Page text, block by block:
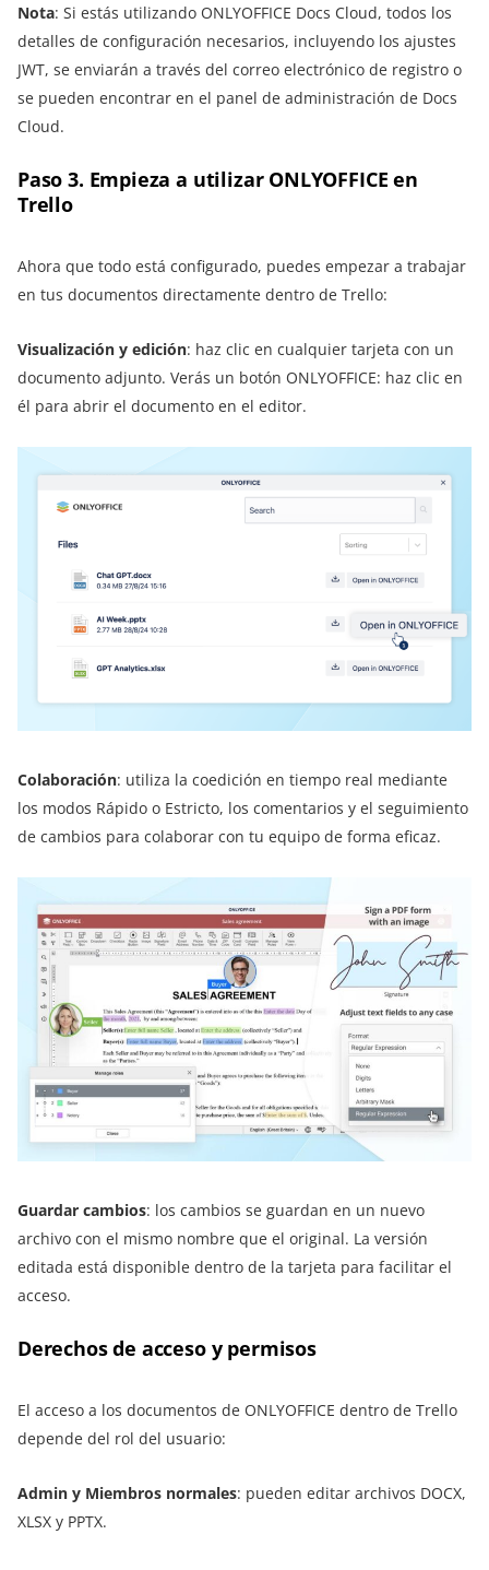
Nota: Si estás utilizando ONLYOFFICE Docs Cloud, todos los
detalles de configuración necesarios, incluyendo los ajustes
JWT, se enviarán a través del correo electrónico de registro o
se pueden encontrar en el panel de administración de Docs
Cloud.
Paso 3. Empieza a utilizar ONLYOFFICE en
Trello
Ahora que todo está configurado, puedes empezar a trabajar
en tus documentos directamente dentro de Trello:
Visualización y edición: haz clic en cualquier tarjeta con un
documento adjunto. Verás un botón ONLYOFFICE: haz clic en
él para abrir el documento en el editor.
Colaboración: utiliza la coedición en tiempo real mediante
los modos Rápido o Estricto, los comentarios y el seguimiento
de cambios para colaborar con tu equipo de forma eficaz.
Guardar cambios: los cambios se guardan en un nuevo
archivo con el mismo nombre que el original. La versión
editada está disponible dentro de la tarjeta para facilitar el
acceso.
Derechos de acceso y permisos
El acceso a los documentos de ONLYOFFICE dentro de Trello
depende del rol del usuario:
Admin y Miembros normales: pueden editar archivos DOCX,
XLSX y PPTX.